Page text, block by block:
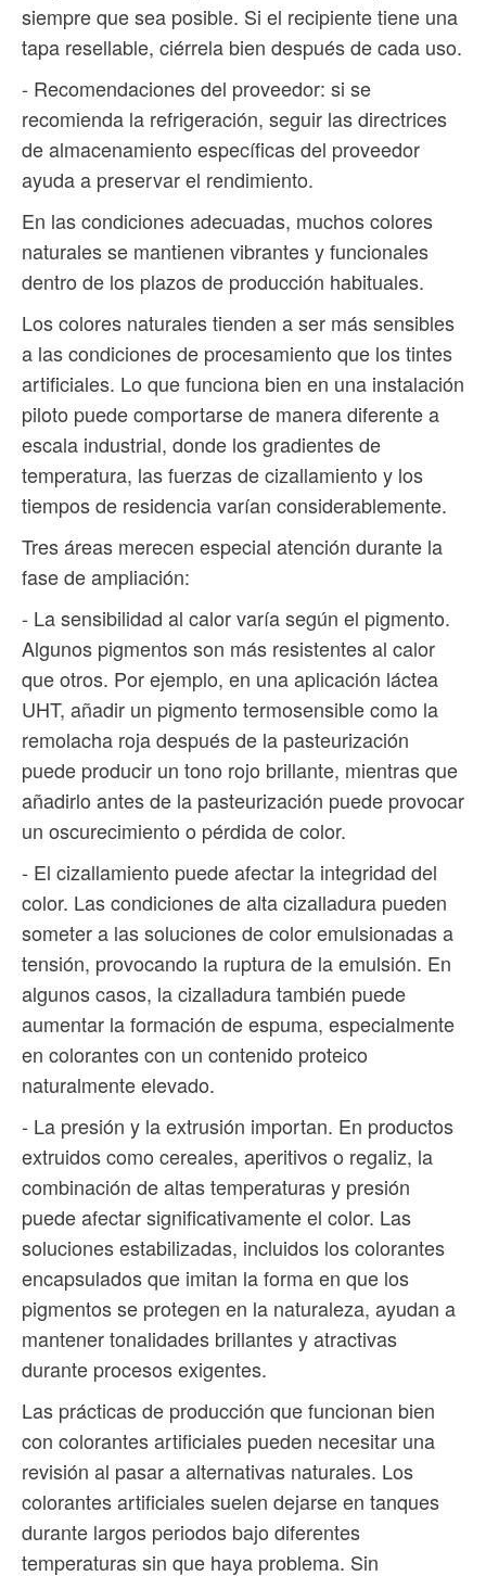
siempre que sea posible. Si el recipiente tiene una
tapa resellable, ciérrela bien después de cada uso.
- Recomendaciones del proveedor: si se
recomienda la refrigeración, seguir las directrices
de almacenamiento específicas del proveedor
ayuda a preservar el rendimiento.
En las condiciones adecuadas, muchos colores
naturales se mantienen vibrantes y funcionales
dentro de los plazos de producción habituales.
Los colores naturales tienden a ser más sensibles
a las condiciones de procesamiento que los tintes
artificiales. Lo que funciona bien en una instalación
piloto puede comportarse de manera diferente a
escala industrial, donde los gradientes de
temperatura, las fuerzas de cizallamiento y los
tiempos de residencia varían considerablemente.
Tres áreas merecen especial atención durante la
fase de ampliación:
- La sensibilidad al calor varía según el pigmento.
Algunos pigmentos son más resistentes al calor
que otros. Por ejemplo, en una aplicación láctea
UHT, añadir un pigmento termosensible como la
remolacha roja después de la pasteurización
puede producir un tono rojo brillante, mientras que
añadirlo antes de la pasteurización puede provocar
un oscurecimiento o pérdida de color.
- El cizallamiento puede afectar la integridad del
color. Las condiciones de alta cizalladura pueden
someter a las soluciones de color emulsionadas a
tensión, provocando la ruptura de la emulsión. En
algunos casos, la cizalladura también puede
aumentar la formación de espuma, especialmente
en colorantes con un contenido proteico
naturalmente elevado.
- La presión y la extrusión importan. En productos
extruidos como cereales, aperitivos o regaliz, la
combinación de altas temperaturas y presión
puede afectar significativamente el color. Las
soluciones estabilizadas, incluidos los colorantes
encapsulados que imitan la forma en que los
pigmentos se protegen en la naturaleza, ayudan a
mantener tonalidades brillantes y atractivas
durante procesos exigentes.
Las prácticas de producción que funcionan bien
con colorantes artificiales pueden necesitar una
revisión al pasar a alternativas naturales. Los
colorantes artificiales suelen dejarse en tanques
durante largos periodos bajo diferentes
temperaturas sin que haya problema. Sin